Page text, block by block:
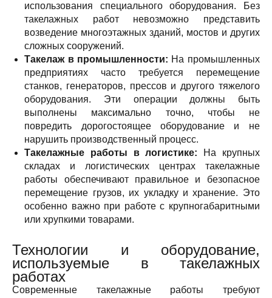
использования специального оборудования. Без
такелажных работ невозможно представить
возведение многоэтажных зданий, мостов и других
сложных сооружений.
Такелаж в промышленности: На промышленных
предприятиях часто требуется перемещение
станков, генераторов, прессов и другого тяжелого
оборудования. Эти операции должны быть
выполнены максимально точно, чтобы не
повредить дорогостоящее оборудование и не
нарушить производственный процесс.
Такелажные работы в логистике:
На крупных
складах и логистических центрах такелажные
работы обеспечивают правильное и безопасное
перемещение грузов, их укладку и хранение. Это
особенно важно при работе с крупногабаритными
или хрупкими товарами.
Технологии и оборудование,
используемые в такелажных
работах
Современные такелажные работы требуют